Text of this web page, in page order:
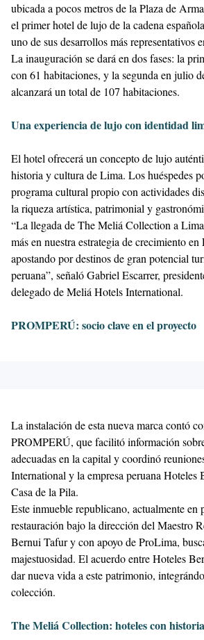
ubicada a pocos metros de la Plaza de
el primer hotel de lujo de la cadena
uno de sus desarrollos más representativos
La inauguración se dará en dos fases: la
con 61 habitaciones, y la segunda en julio
alcanzará un total de 107 habitaciones.
Una experiencia de lujo con identidad
El hotel ofrecerá un concepto de lujo
historia y cultura de Lima. Los huéspedes
programa cultural propio con actividades
la riqueza artística, patrimonial y
“La llegada de The Meliá Collection a
más en nuestra estrategia de crecimiento
apostando por destinos de gran potencial
peruana”, señaló Gabriel Escarrer,
delegado de Meliá Hotels International.
PROMPERÚ: socio clave en el proyecto
La instalación de esta nueva marca contó
PROMPERÚ, que facilitó información
adecuadas en la capital y coordinó
International y la empresa peruana Hoteles
Casa de la Pila.
Este inmueble republicano, actualmente en
restauración bajo la dirección del Maestro
Bernui Tafur y con apoyo de ProLima,
majestuosidad. El acuerdo entre Hoteles
dar nueva vida a este patrimonio,
colección.
The Meliá Collection: hoteles con